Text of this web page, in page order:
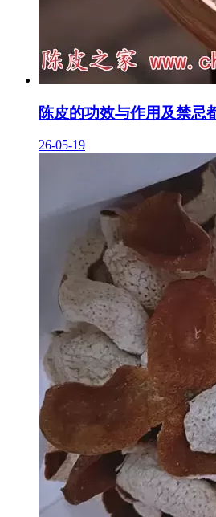
陈皮的功效与作用及禁忌
26-05-19